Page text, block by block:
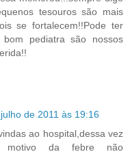
tesouros são mais
se fortalecem!!Pode ter
bom pediatra são nossos
de 2011 às 19:16
ao hospital,dessa vez
da febre não